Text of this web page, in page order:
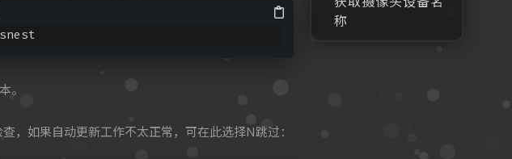
。
如果自动更新工作不太正常，可在此选择N跳过：
称